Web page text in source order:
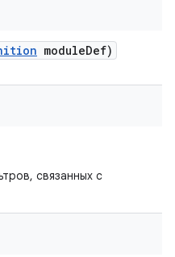
moduleDef)
связанных с